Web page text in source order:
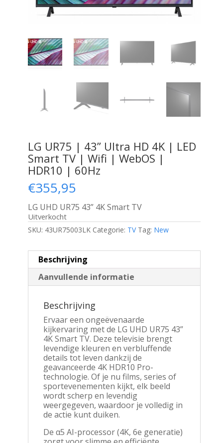
LG UR75 | 43” Ultra HD 4K | LED
Smart TV | Wifi | WebOS |
HDR10 | 60Hz
€355,95
LG UHD UR75 43” 4K Smart TV
Uitverkocht
SKU: 43UR75003LK Categorie: TV Tag: New
Beschrijving
Aanvullende informatie
Beschrijving
Ervaar een ongeëvenaarde
kijkervaring met de LG UHD UR75 43”
4K Smart TV. Deze televisie brengt
levendige kleuren en verbluffende
details tot leven dankzij de
geavanceerde 4K HDR10 Pro-
technologie. Of je nu films, series of
sportevenementen kijkt, elk beeld
wordt scherp en levendig
weergegeven, waardoor je volledig in
de actie kunt duiken.
De α5 AI-processor (4K, 6e generatie)